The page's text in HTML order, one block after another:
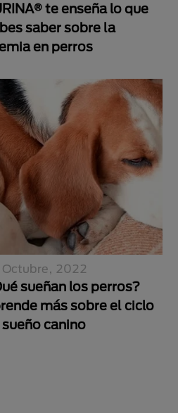
te enseña lo que
saber sobre la
en perros
Octubre, 2022
sueñan los perros?
más sobre el ciclo
sueño canino